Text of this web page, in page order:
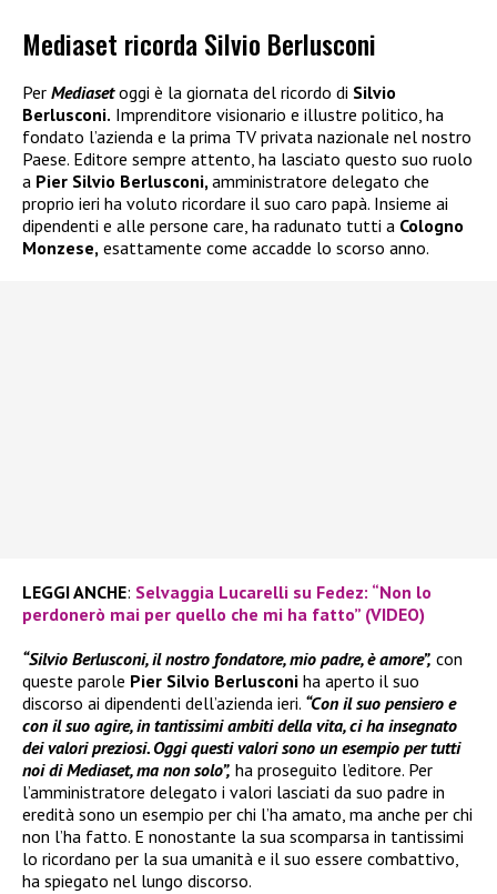
Mediaset ricorda Silvio Berlusconi
Per Mediasetoggi è la giornata del ricordo di Silvio
Berlusconi. Imprenditore visionario e illustre politico, ha
fondato l’azienda e la prima TV privata nazionale nel nostro
Paese. Editore sempre attento, ha lasciato questo suo ruolo
a Pier Silvio Berlusconi,amministratore delegato che
proprio ieri ha voluto ricordare il suo caro papà. Insieme ai
dipendenti e alle persone care, ha radunato tutti a Cologno
Monzese, esattamente come accadde lo scorso anno.
LEGGI ANCHE: Selvaggia Lucarelli su Fedez: “Non lo
perdonerò mai per quello che mi ha fatto” (VIDEO)
“Silvio Berlusconi, il nostro fondatore, mio padre, è amore”, con
queste parole Pier Silvio Berlusconi ha aperto il suo
discorso ai dipendenti dell’azienda ieri. “Con il suo pensiero e
con il suo agire, in tantissimi ambiti della vita, ci ha insegnato
dei valori preziosi. Oggi questi valori sono un esempio per tutti
noi di Mediaset, ma non solo”, ha proseguito l’editore. Per
l’amministratore delegato i valori lasciati da suo padre in
eredità sono un esempio per chi l’ha amato, ma anche per chi
non l’ha fatto. E nonostante la sua scomparsa in tantissimi
lo ricordano per la sua umanità e il suo essere combattivo,
ha spiegato nel lungo discorso.